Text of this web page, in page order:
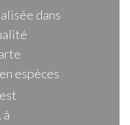
dans
espèces
à